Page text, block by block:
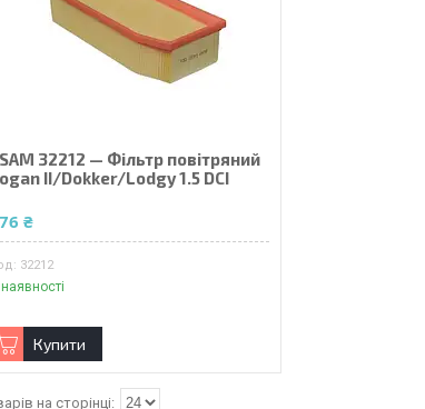
32212 — Фільтр повітряний
II/Dokker/Lodgy 1.5 DCI
₴
32212
Купити